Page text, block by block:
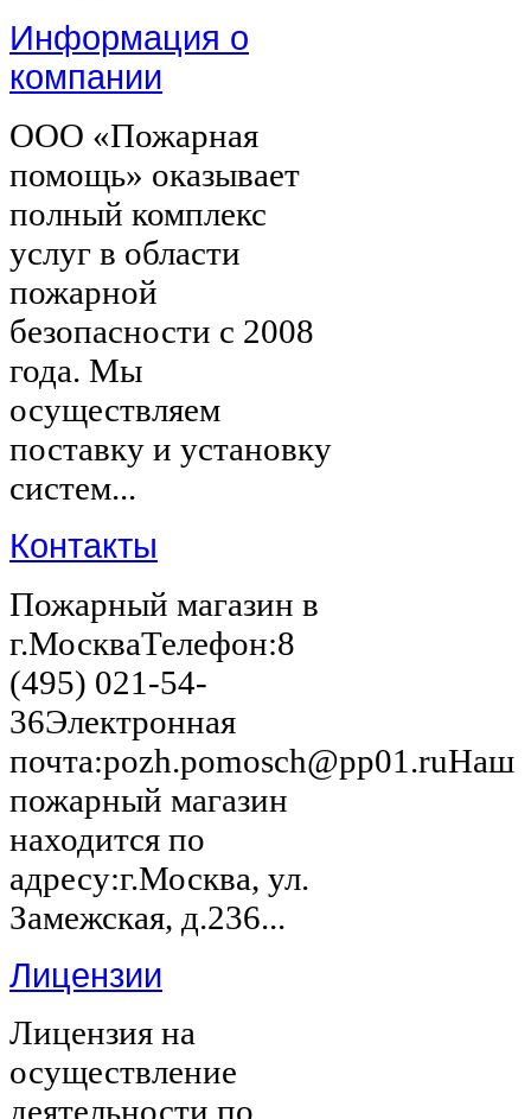
Информация о
компании
ООО «Пожарная
помощь» оказывает
полный комплекс
услуг в области
пожарной
безопасности с 2008
года. Мы
осуществляем
поставку и установку
систем...
Контакты
Пожарный магазин в
г.МоскваТелефон:8
(495) 021-54-
36Электронная
почта:pozh.pomosch@pp01.ruНаш
пожарный магазин
находится по
адресу:г.Москва, ул.
Замежская, д.236...
Лицензии
Лицензия на
осуществление
деятельности по